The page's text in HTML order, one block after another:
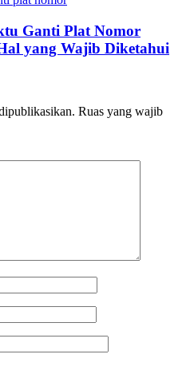
Ganti Plat Nomor
yang Wajib Diketahui
Ruas yang wajib